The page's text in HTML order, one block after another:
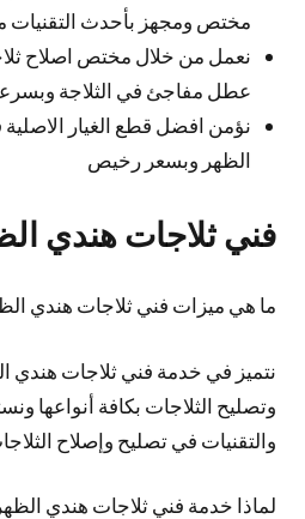
مختص ومجهز بأحدث
نعمل من خلال مختص اصلاح
عطل مفاجئ في الثلاجة
نؤمن افضل قطع الغيار
الظهر وبسعر رخيص
فني ثلاجات هندي
ما هي ميزات فني ثلاجات هندي
نتميز في خدمة فني ثلاجات هندي
وتصليح الثلاجات بكافة أنواعها
والتقنيات في تصليح وإصلاح
لماذا خدمة فني ثلاجات هندي